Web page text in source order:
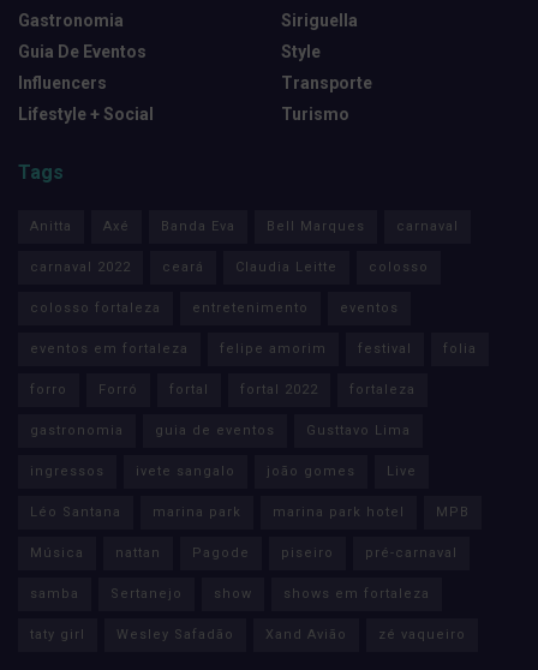
Gastronomia
Guia De Eventos
Influencers
Lifestyle + Social
Siriguella
Style
Transporte
Turismo
Tags
Anitta Axé Banda Eva Bell Marques carnaval
carnaval 2022 ceará Claudia Leitte colosso
colosso fortaleza entretenimento eventos
eventos em fortaleza felipe amorim festival folia
forro Forró fortal fortal 2022 fortaleza
gastronomia guia de eventos Gusttavo Lima
ingressos ivete sangalo joão gomes Live
Léo Santana marina park marina park hotel MPB
Música nattan Pagode piseiro pré-carnaval
samba Sertanejo show shows em fortaleza
taty girl Wesley Safadão Xand Avião zé vaqueiro